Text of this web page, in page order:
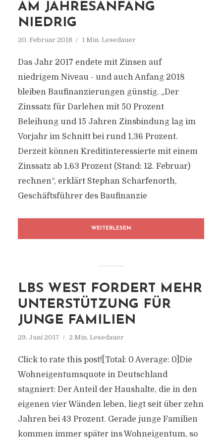
AM JAHRESANFANG
NIEDRIG
20. Februar 2018 1 Min. Lesedauer
Das Jahr 2017 endete mit Zinsen auf
niedrigem Niveau - und auch Anfang 2018
bleiben Baufinanzierungen günstig. „Der
Zinssatz für Darlehen mit 50 Prozent
Beleihung und 15 Jahren Zinsbindung lag im
Vorjahr im Schnitt bei rund 1,36 Prozent.
Derzeit können Kreditinteressierte mit einem
Zinssatz ab 1,63 Prozent (Stand: 12. Februar)
rechnen“, erklärt Stephan Scharfenorth,
Geschäftsführer des Baufinanzie
WEITERLESEN
LBS WEST FORDERT MEHR
UNTERSTÜTZUNG FÜR
JUNGE FAMILIEN
29. Juni 2017 2 Min. Lesedauer
Click to rate this post![Total: 0 Average: 0]Die
Wohneigentumsquote in Deutschland
stagniert: Der Anteil der Haushalte, die in den
eigenen vier Wänden leben, liegt seit über zehn
Jahren bei 43 Prozent. Gerade junge Familien
kommen immer später ins Wohneigentum, so